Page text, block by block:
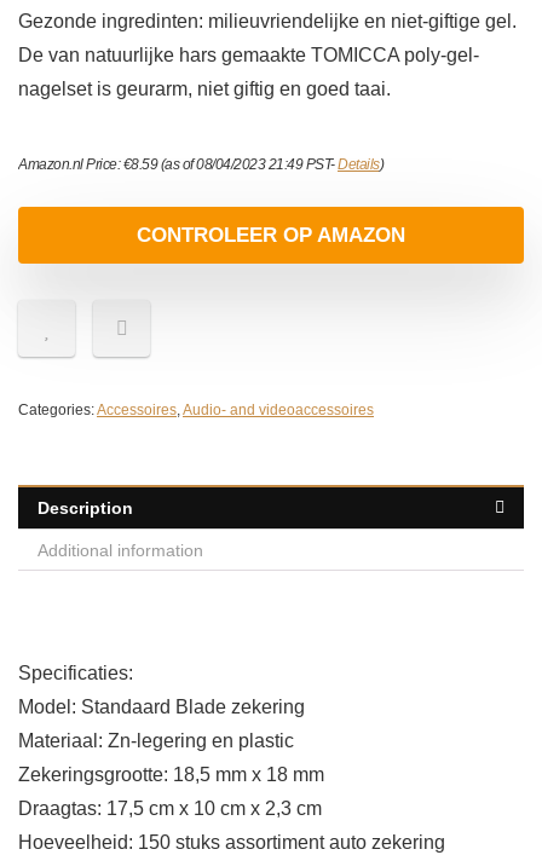
Gezonde ingredinten: milieuvriendelijke en niet-giftige gel.
De van natuurlijke hars gemaakte TOMICCA poly-gel-
nagelset is geurarm, niet giftig en goed taai.
Amazon.nl Price:€8.59(as of 08/04/2023 21:49 PST-Details)
CONTROLEER OP AMAZON
Categories:Accessoires,Audio- and videoaccessoires
Description
Additional information
Specificaties:
Model: Standaard Blade zekering
Materiaal: Zn-legering en plastic
Zekeringsgrootte: 18,5 mm x 18 mm
Draagtas: 17,5 cm x 10 cm x 2,3 cm
Hoeveelheid: 150 stuks assortiment auto zekering